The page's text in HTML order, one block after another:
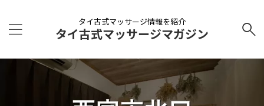
タイ古式マッサージ情報を紹介
タイ古式マッサージマガジン